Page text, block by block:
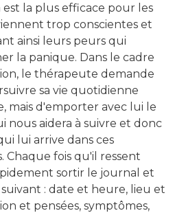
la plus efficace pour les
trop conscientes et
ainsi leurs peurs qui
la panique. Dans le cadre
le thérapeute demande
sa vie quotidienne
mais d'emporter avec lui le
nous aidera à suivre et donc
lui arrive dans ces
Chaque fois qu'il ressent
sortir le journal et
: date et heure, lieu et
et pensées, symptômes,